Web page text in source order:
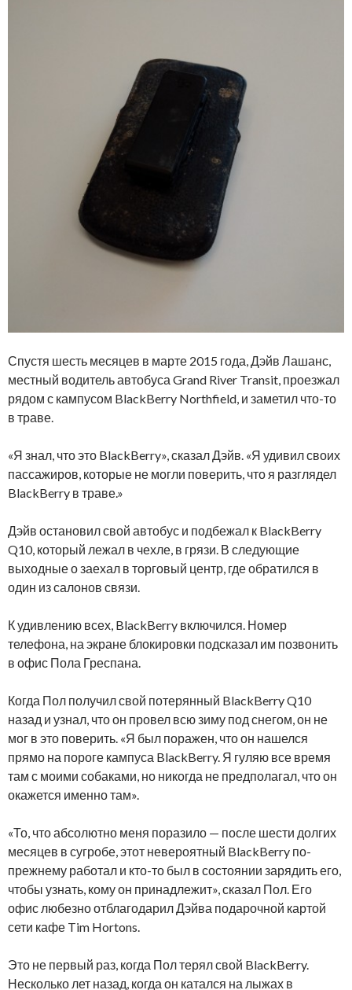
Спустя шесть месяцев в марте 2015 года, Дэйв Лашанс,
местный водитель автобуса Grand River Transit, проезжал
рядом с кампусом BlackBerry Northfield, и заметил что-то
в траве.
«Я знал, что это BlackBerry», сказал Дэйв. «Я удивил своих
пассажиров, которые не могли поверить, что я разглядел
BlackBerry в траве.»
Дэйв остановил свой автобус и подбежал к BlackBerry
Q10, который лежал в чехле, в грязи. В следующие
выходные о заехал в торговый центр, где обратился в
один из салонов связи.
К удивлению всех, BlackBerry включился. Номер
телефона, на экране блокировки подсказал им позвонить
в офис Пола Греспана.
Когда Пол получил свой потерянный BlackBerry Q10
назад и узнал, что он провел всю зиму под снегом, он не
мог в это поверить. «Я был поражен, что он нашелся
прямо на пороге кампуса BlackBerry. Я гуляю все время
там с моими собаками, но никогда не предполагал, что он
окажется именно там».
«То, что абсолютно меня поразило — после шести долгих
месяцев в сугробе, этот невероятный BlackBerry по-
прежнему работал и кто-то был в состоянии зарядить его,
чтобы узнать, кому он принадлежит», сказал Пол. Его
офис любезно отблагодарил Дэйва подарочной картой
сети кафе Tim Hortons.
Это не первый раз, когда Пол терял свой BlackBerry.
Несколько лет назад, когда он катался на лыжах в